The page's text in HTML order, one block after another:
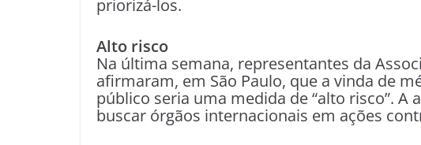
priorizá-los.
Alto risco
Na última semana, representantes da
afirmaram, em São Paulo, que a vinda de
público seria uma medida de “alto risco”. A
buscar órgãos internacionais em ações